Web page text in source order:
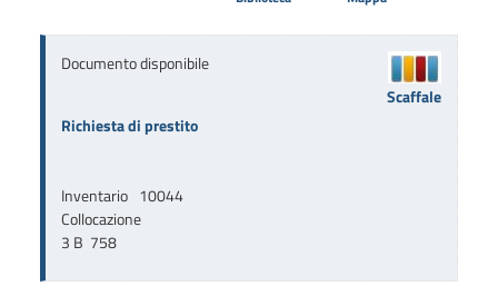
Documento disponibile
Richiesta di prestito
Inventario 10044
Collocazione
3 B  758
Scaffale